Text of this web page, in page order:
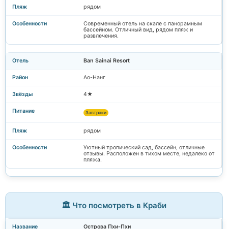
рядом
Современный отель на скале с панорамным
бассейном. Отличный вид, рядом пляж и
развлечения.
Ban Sainai Resort
Ао-Нанг
4★
Завтраки
рядом
Уютный тропический сад, бассейн, отличные
отзывы. Расположен в тихом месте, недалеко от
пляжа.
🏛️ Что посмотреть в Краби
Острова Пхи-Пхи